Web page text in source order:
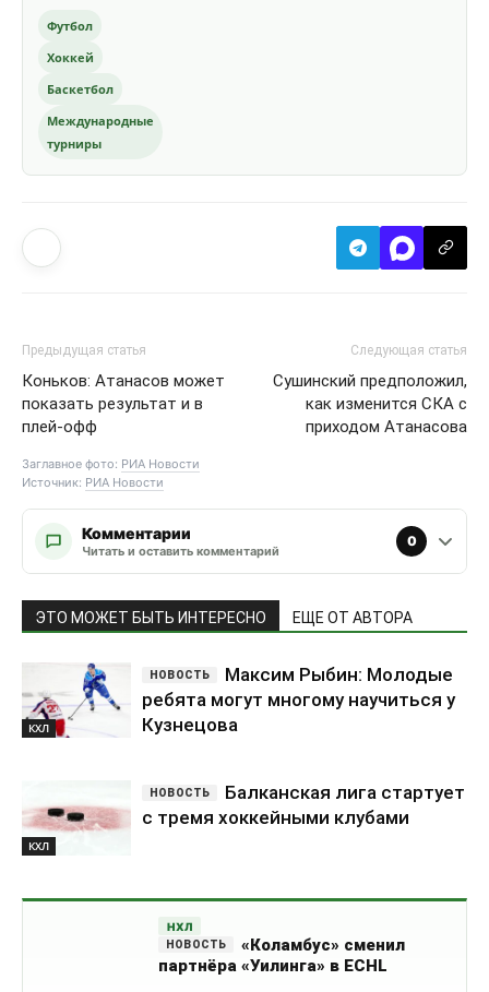
Футбол
Хоккей
Баскетбол
Международные
турниры
Предыдущая статья
Коньков: Атанасов может
показать результат и в
плей-офф
Следующая статья
Сушинский предположил,
как изменится СКА с
приходом Атанасова
Заглавное фото: РИА Новости
Источник: РИА Новости
Комментарии
Читать и оставить комментарий
0
ЭТО МОЖЕТ БЫТЬ ИНТЕРЕСНО ЕЩЕ ОТ АВТОРА
КХЛ
Максим Рыбин: Молодые
ребята могут многому научиться у
Кузнецова
КХЛ
Балканская лига стартует
с тремя хоккейными клубами
НХЛ
«Коламбус» сменил
партнёра «Уилинга» в ECHL